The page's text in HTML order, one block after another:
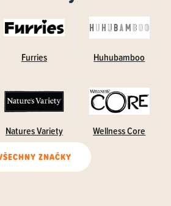
Furries Huhubamboo
Natures Variety Wellness Core
ZNAČKY